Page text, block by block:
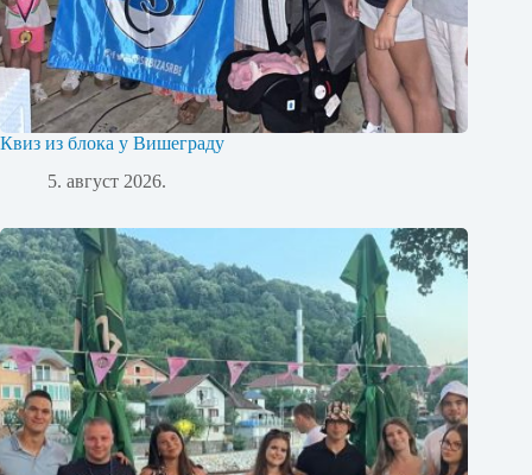
Квиз из блока у Вишеграду
5. август 2026.